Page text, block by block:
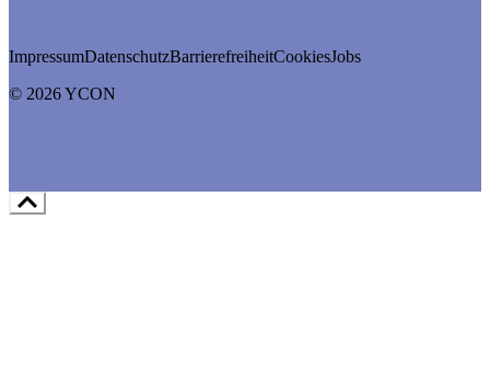
ImpressumDatenschutzBarrierefreiheitCookiesJobs
© 2026 YCON